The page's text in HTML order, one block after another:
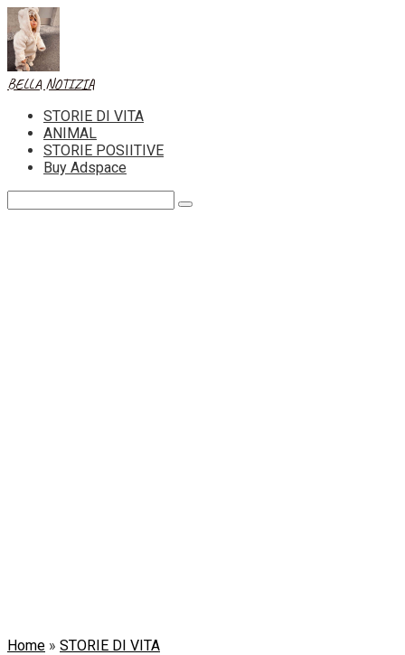
Skip
to
content
BELLA NOTIZIA
STORIE DI VITA
ANIMAL
STORIE POSIITIVE
Buy Adspace
Home » STORIE DI VITA